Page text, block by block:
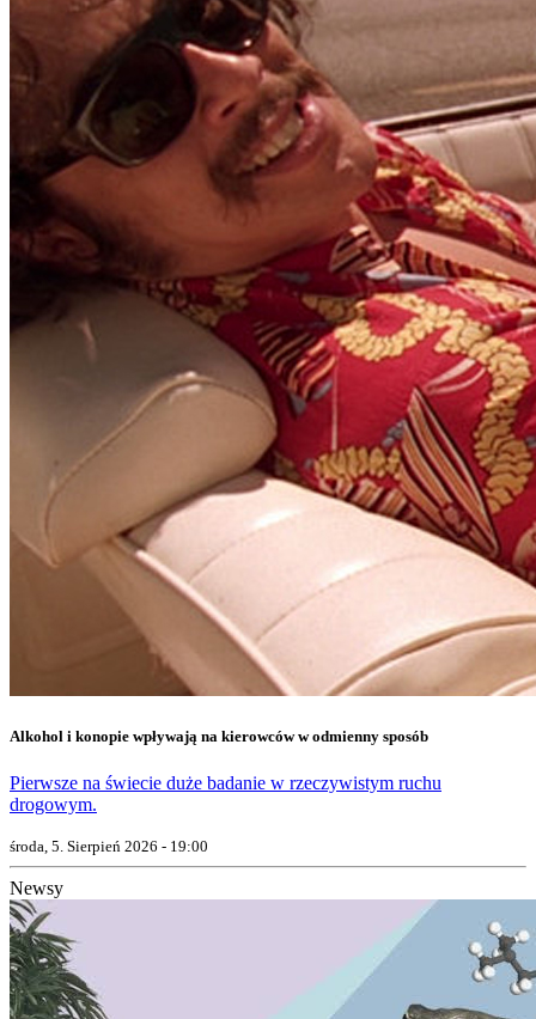
Alkohol i konopie wpływają na kierowców w odmienny sposób
Pierwsze na świecie duże badanie w rzeczywistym ruchu
drogowym.
środa, 5. Sierpień 2026 - 19:00
Newsy